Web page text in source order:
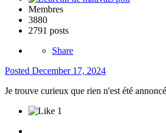
Membres
3880
2791 posts
Share
Posted December 17, 2024
Je trouve curieux que rien n'est été
1